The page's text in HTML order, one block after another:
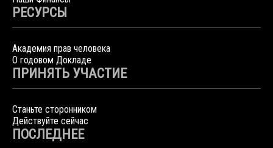
РЕСУРСЫ
Академия прав человека
О годовом Докладе
ПРИНЯТЬ УЧАСТИЕ
Станьте сторонником
Действуйте сейчас
ПОСЛЕДНЕЕ